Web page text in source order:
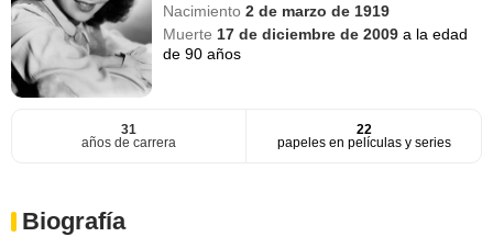
Nacimiento2 de marzo de 1919
Muerte 17 de diciembre de 2009a la edad
de 90 años
31
años de carrera
22
papeles en películas y series
Biografía